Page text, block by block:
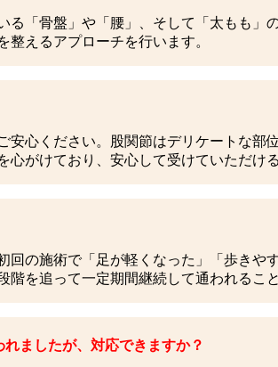
る「骨盤」や「腰」、そして「太もも
えるアプローチを行います。
安心ください。股関節はデリケートな
心がけており、安心して受けていただけ
回の施術で「足が軽くなった」「歩き
階を追って一定期間継続して通われるこ
ましたが、対応できますか？